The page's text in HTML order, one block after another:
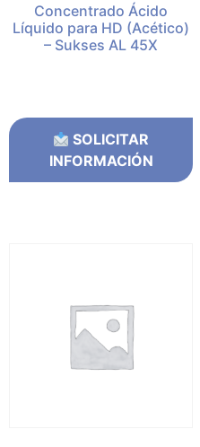
Concentrado Ácido
Líquido para HD (Acético)
– Sukses AL 45X
SOLICITAR
INFORMACIÓN